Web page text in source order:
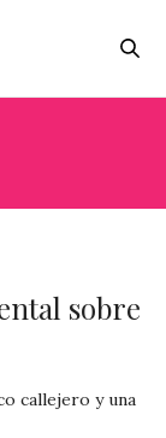
sobre
callejero y una